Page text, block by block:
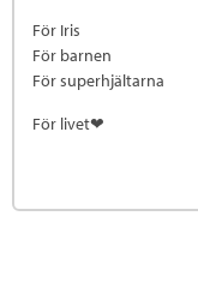
För Iris
För barnen
För superhjältarna
För livet❤